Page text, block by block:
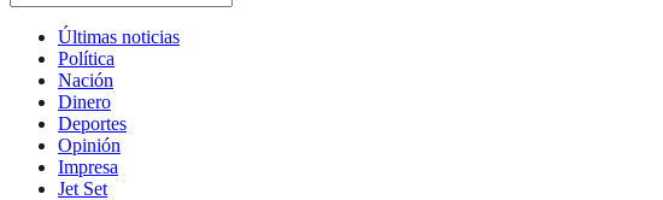
Últimas noticias
Política
Nación
Dinero
Deportes
Opinión
Impresa
Jet Set